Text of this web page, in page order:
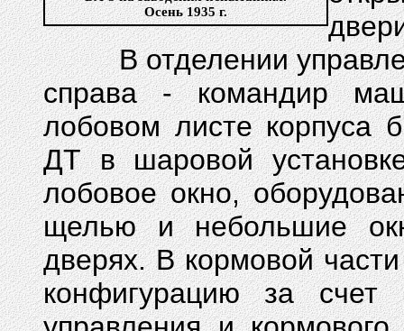
Осень 1935 г.
В отделении
справа - командир
лобовом листе корпуса
ДТ в шаровой
лобовое окно,
щелью и небольшие
дверях. В кормовой
конфигурацию за счет